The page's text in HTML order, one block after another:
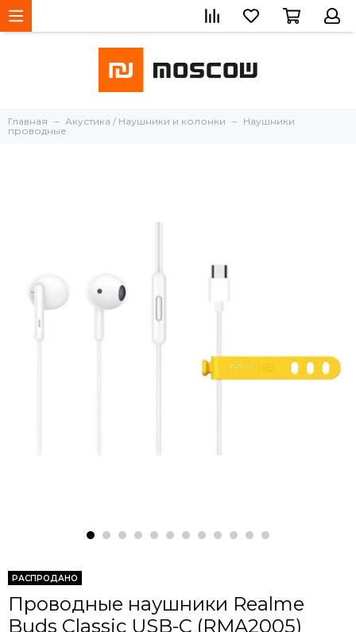
Главная Акустика / Наушники и колонки
Наушники
проводные
РАСПРОДАНО
Проводные наушники Realme
Buds Classic USB-C (RMA2005)